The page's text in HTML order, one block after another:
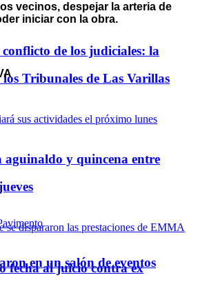
de los judiciales: la
los Tribunales de Las Varillas
aguinaldo y quincena entre
fecha al juicio contra ex
vecinos, despejar la arteria de
iniciar con la obra.
en un salón de eventos